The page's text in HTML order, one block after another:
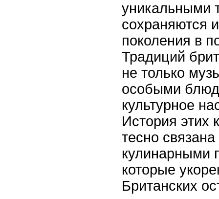
уникальными
сохраняются
поколения в
Традиций
не только
особыми
культурное
История этих
тесно
кулинарными
которые
Британских